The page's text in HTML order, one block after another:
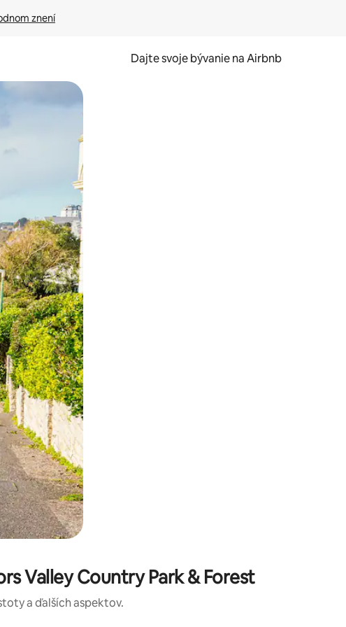
znení
Dajte svoje bývanie na Airbnb
pomocou dotykových gest či potiahnutia prstom.
Valley Country Park & Forest
a ďalších aspektov.